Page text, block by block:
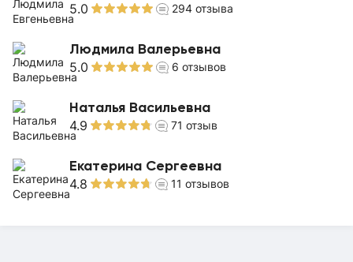
5.0 294 отзыва
Людмила Валерьевна
5.0 6 отзывов
Наталья Васильевна
4.9 71 отзыв
Екатерина Сергеевна
4.8 11 отзывов